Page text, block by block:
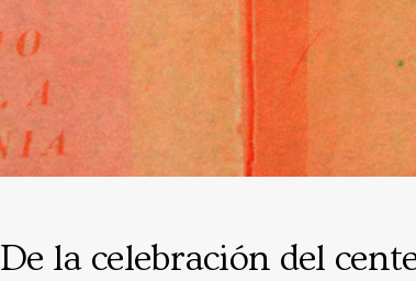
De la celebración del